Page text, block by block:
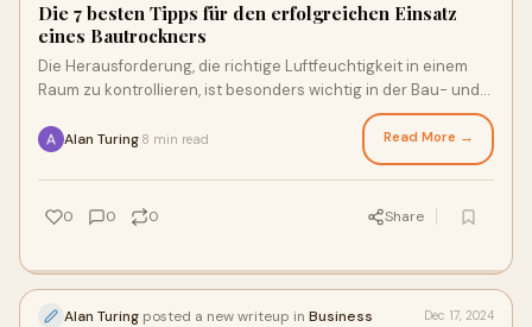
Die 7 besten Tipps für den erfolgreichen Einsatz
eines Bautrockners
Die Herausforderung, die richtige Luftfeuchtigkeit in einem
Raum zu kontrollieren, ist besonders wichtig in der Bau- und
Alan Turing 8 min read Read More →
0 0 0 Share
Alan Turing posted a new writeup in Business Dec 17, 2024